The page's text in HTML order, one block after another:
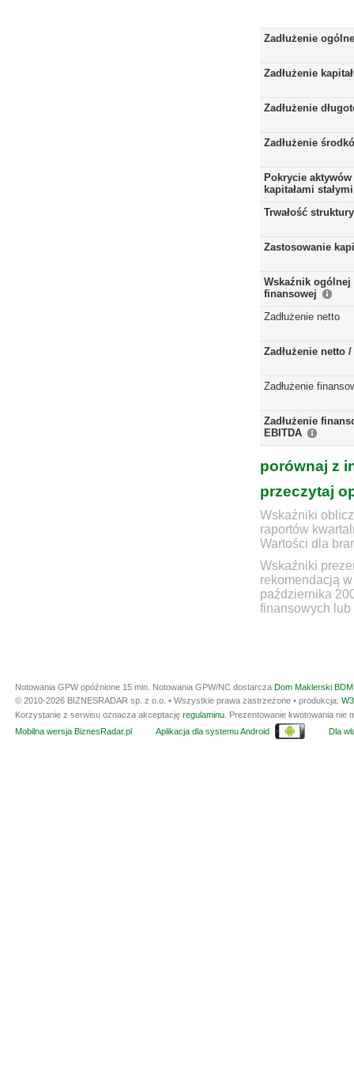
Zadłużenie ogólne
Zadłużenie
Zadłużenie
Zadłużenie
Pokrycie aktywów
kapitałami stałymi
Trwałość
Zastosowanie
Wskaźnik ogólnej
finansowej
Zadłużenie netto
Zadłużenie netto
Zadłużenie
Zadłużenie
EBITDA
porównaj z
przeczytaj
Wskaźniki
raportów
Wartości dla
Wskaźniki
rekomendacją
października
finansowych lub
Notowania GPW opóźnione 15 min. Notowania GPW/NC dostarcza Dom Maklerski
© 2010-2026 BIZNESRADAR sp. z o.o. • Wszystkie prawa zastrzeżone • produkcja:
Korzystanie z serwisu oznacza akceptację regulaminu . Prezentowanie kwotowania
Mobilna wersja BiznesRadar.pl
Aplikacja dla systemu Android Dla